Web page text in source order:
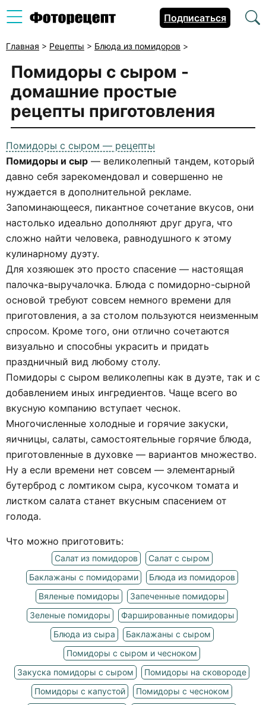
Подписаться
Главная > Рецепты > Блюда из помидоров >
Помидоры с сыром -
домашние простые
рецепты приготовления
Помидоры с сыром — рецепты
Помидоры и сыр — великолепный тандем, который
давно себя зарекомендовал и совершенно не
нуждается в дополнительной рекламе.
Запоминающееся, пикантное сочетание вкусов, они
настолько идеально дополняют друг друга, что
сложно найти человека, равнодушного к этому
кулинарному дуэту.
Для хозяюшек это просто спасение — настоящая
палочка-выручалочка. Блюда с помидорно-сырной
основой требуют совсем немного времени для
приготовления, а за столом пользуются неизменным
спросом. Кроме того, они отлично сочетаются
визуально и способны украсить и придать
праздничный вид любому столу.
Помидоры с сыром великолепны как в дуэте, так и с
добавлением иных ингредиентов. Чаще всего во
вкусную компанию вступает чеснок.
Многочисленные холодные и горячие закуски,
яичницы, салаты, самостоятельные горячие блюда,
приготовленные в духовке — вариантов множество.
Ну а если времени нет совсем — элементарный
бутерброд с ломтиком сыра, кусочком томата и
листком салата станет вкусным спасением от
голода.
Что можно приготовить:
Салат из помидоров
Салат с сыром
Баклажаны с помидорами
Блюда из помидоров
Вяленые помидоры
Запеченные помидоры
Зеленые помидоры
Фаршированные помидоры
Блюда из сыра
Баклажаны с сыром
Помидоры с сыром и чесноком
Закуска помидоры с сыром
Помидоры на сковороде
Помидоры с капустой
Помидоры с чесноком